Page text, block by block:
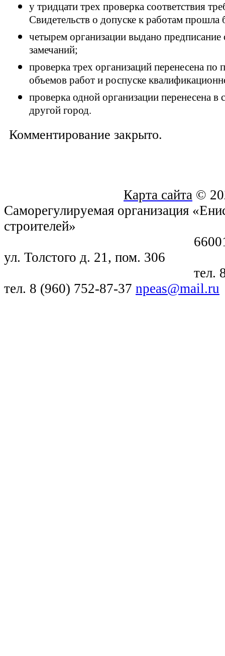
у тридцати трех проверка соответствия
Свидетельств о допуске к работам прошла
четырем организации выдано предписание
замечаний;
проверка трех организаций перенесена по
объемов работ и роспуске
проверка одной организации перенесена в
другой город.
Комментирование закрыто.
Карта сайта ©
Саморегулируемая организация
строителей»
660018, г.
ул. Толстого д. 21, пом. 306
тел. 8 (391)
тел. 8 (960) 752-87-37 npeas@mail.ru